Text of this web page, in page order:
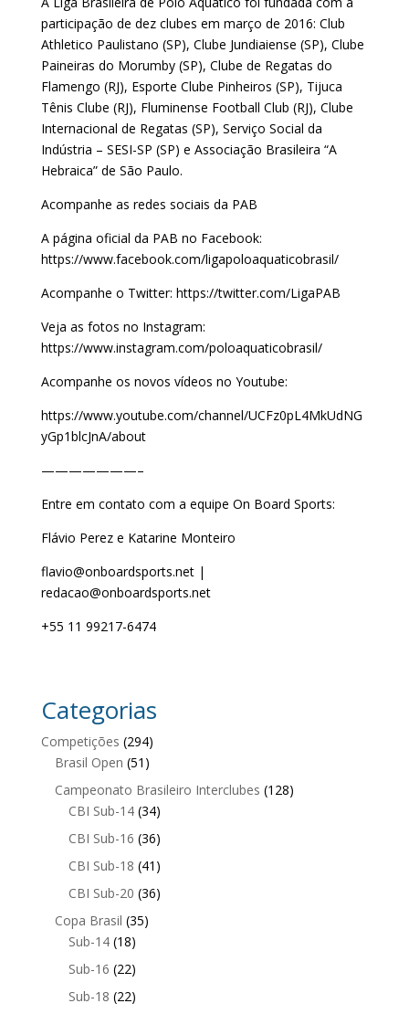
participação de dez clubes em março de 2016: Club
Athletico Paulistano (SP), Clube Jundiaiense (SP), Clube
Paineiras do Morumby (SP), Clube de Regatas do
Flamengo (RJ), Esporte Clube Pinheiros (SP), Tijuca
Tênis Clube (RJ), Fluminense Football Club (RJ), Clube
Internacional de Regatas (SP), Serviço Social da
Indústria – SESI-SP (SP) e Associação Brasileira “A
Hebraica” de São Paulo.
Acompanhe as redes sociais da PAB
A página oficial da PAB no Facebook:
https://www.facebook.com/ligapoloaquaticobrasil/
Acompanhe o Twitter: https://twitter.com/LigaPAB
Veja as fotos no Instagram:
https://www.instagram.com/poloaquaticobrasil/
Acompanhe os novos vídeos no Youtube:
https://www.youtube.com/channel/UCFz0pL4MkUdNG
yGp1blcJnA/about
———————–
Entre em contato com a equipe On Board Sports:
Flávio Perez e Katarine Monteiro
flavio@onboardsports.net |
redacao@onboardsports.net
+55 11 99217-6474
Categorias
Competições (294)
Brasil Open (51)
Campeonato Brasileiro Interclubes (128)
CBI Sub-14(34)
CBI Sub-16 (36)
CBI Sub-18 (41)
CBI Sub-20 (36)
Copa Brasil (35)
Sub-14(18)
Sub-16 (22)
Sub-18 (22)